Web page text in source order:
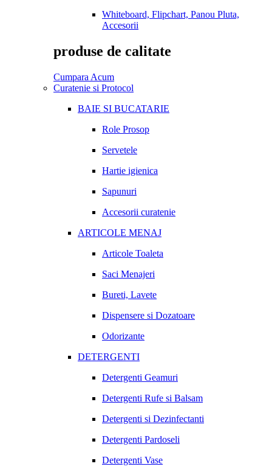
Whiteboard, Flipchart, Panou Pluta,
Accesorii
produse de calitate
Cumpara Acum
Curatenie si Protocol
BAIE SI BUCATARIE
Role Prosop
Servetele
Hartie igienica
Sapunuri
Accesorii curatenie
ARTICOLE MENAJ
Articole Toaleta
Saci Menajeri
Bureti, Lavete
Dispensere si Dozatoare
Odorizante
DETERGENTI
Detergenti Geamuri
Detergenti Rufe si Balsam
Detergenti si Dezinfectanti
Detergenti Pardoseli
Detergenti Vase